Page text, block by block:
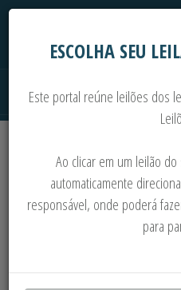
Imoveis
CONTAINER,
PRATELEIRAS E
ESCOLHA SEU
Este portal reúne leilões dos
Ao clicar em um leilão
automaticamente
responsável, onde poderá
para